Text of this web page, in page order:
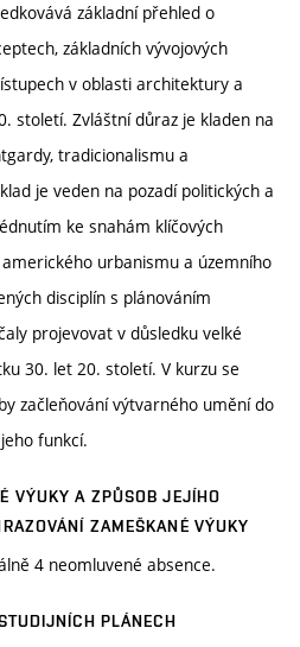
základní přehled o
základních vývojových
v oblasti architektury a
století. Zvláštní důraz je kladen na
tradicionalismu a
je veden na pozadí politických a
ke snahám klíčových
urbanismu a územního
disciplín s plánováním
projevovat v důsledku velké
30. let 20. století. V kurzu se
začleňování výtvarného umění do
funkcí.
VÝUKY A ZPŮSOB JEJÍHO
ZAMEŠKANÉ VÝUKY
4 neomluvené absence.
PLÁNECH